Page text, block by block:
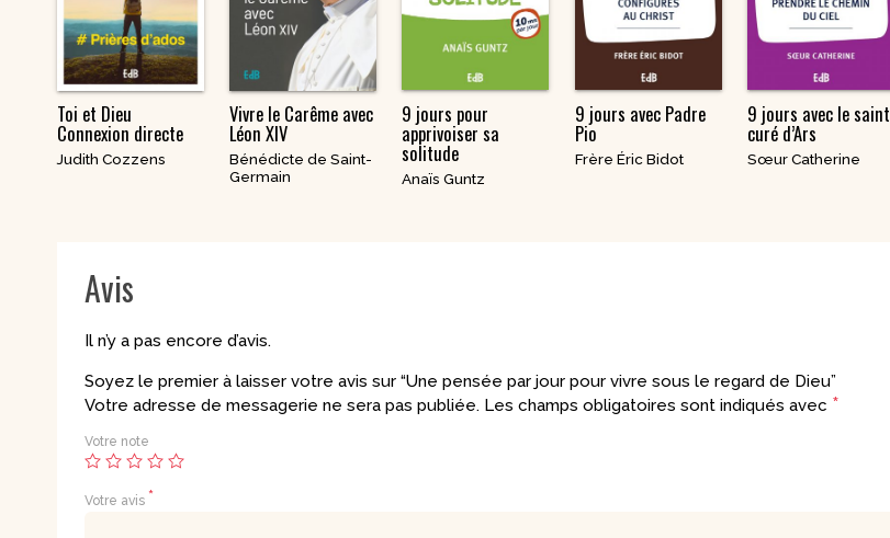
Toi et Dieu
Connexion directe
Judith Cozzens
Vivre le Carême avec
Léon XIV
Bénédicte de Saint-
Germain
9 jours pour
apprivoiser sa
solitude
Anaïs Guntz
9 jours avec Padre
Pio
Frère Éric Bidot
9 jours avec le saint
curé d’Ars
Sœur Catherine
Avis
Il n’y a pas encore d’avis.
Soyez le premier à laisser votre avis sur “Une pensée par jour pour vivre sous le regard de Dieu”
Votre adresse de messagerie ne sera pas publiée. Les champs obligatoires sont indiqués avec *
Votre note
Votre avis *